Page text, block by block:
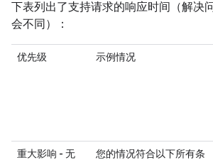
下表列出了支持请求的响应时间（解决
会不同）：
优先级 示例情况
重大影响 - 无
您的情况符合以下所有条